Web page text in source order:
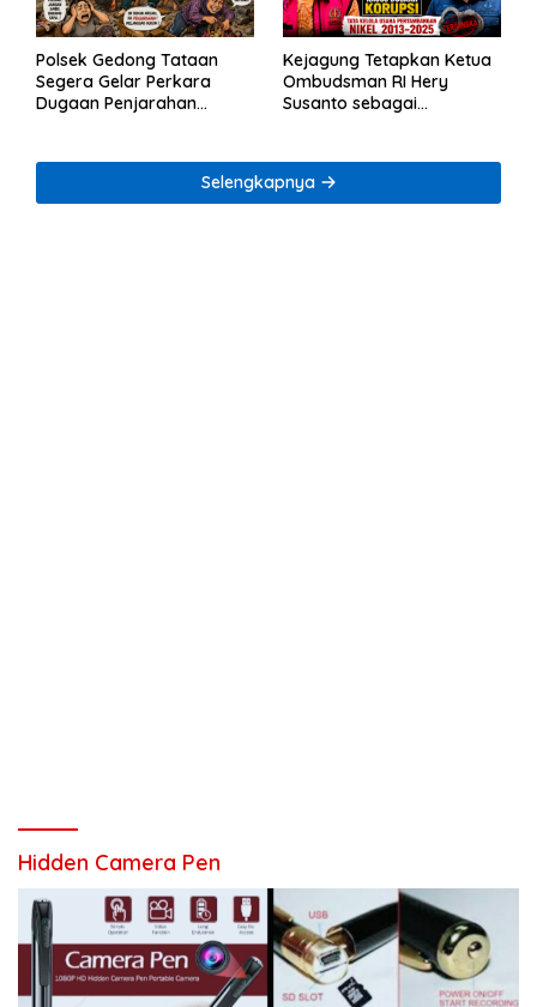
Polsek Gedong Tataan
Segera Gelar Perkara
Dugaan Penjarahan
Kejagung Tetapkan Ketua
Ombudsman RI Hery
Susanto sebagai
Tambang Nikel
Selengkapnya
Hidden Camera Pen